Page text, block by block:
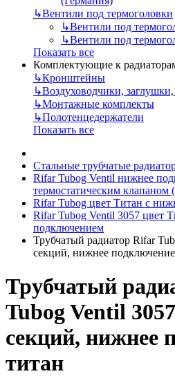
↳Вентили под термоголовки
↳Вентили под
↳Вентили под
Показать все
Комплектующие к
↳Кронштейны
↳Воздуховодчики,
↳Монтажные комплекты
↳Полотенцедержатели
Показать все
Стальные трубчатые
Rifar Tubog Ventil нижнее
термостатическим клапаном
Rifar Tubog цвет Титан с
Rifar Tubog Ventil 3057 цвет
подключением
Трубчатый радиатор Rifar
секций, нижнее
Трубчатый
Tubog Ventil
секций, нижнее
титан